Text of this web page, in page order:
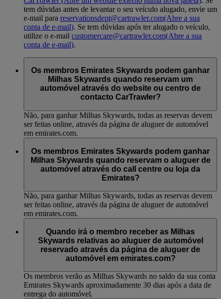
tem dúvidas antes de levantar o seu veículo alugado, envie um
e-mail para reservationsdept@cartrawler.com(Abre a sua
conta de e-mail). Se tem dúvidas após ter alugado o veículo,
utilize o e-mail customercare@cartrawler.com(Abre a sua
conta de e-mail).
Os membros Emirates Skywards podem ganhar
Milhas Skywards quando reservam um
automóvel através do website ou centro de
contacto CarTrawler?
Não, para ganhar Milhas Skywards, todas as reservas devem
ser feitas online, através da página de aluguer de automóvel
em emirates.com.
Os membros Emirates Skywards podem ganhar
Milhas Skywards quando reservam o aluguer de
automóvel através do call centre ou loja da
Emirates?
Não, para ganhar Milhas Skywards, todas as reservas devem
ser feitas online, através da página de aluguer de automóvel
em emirates.com.
Quando irá o membro receber as Milhas
Skywards relativas ao aluguer de automóvel
reservado através da página de aluguer de
automóvel em emirates.com?
Os membros verão as Milhas Skywards no saldo da sua conta
Emirates Skywards aproximadamente 30 dias após a data de
entrega do automóvel.